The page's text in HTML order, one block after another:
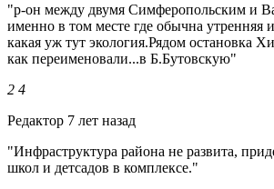
"р-он между двумя Симферопольским и
именно в том месте где обычна утренняя
какая уж тут экология.Рядом остановка
как переименовали...в Б.Бутовскую"
2 4
Редактор 7 лет назад
"Инфраструктура района не развита,
школ и детсадов в комплексе."